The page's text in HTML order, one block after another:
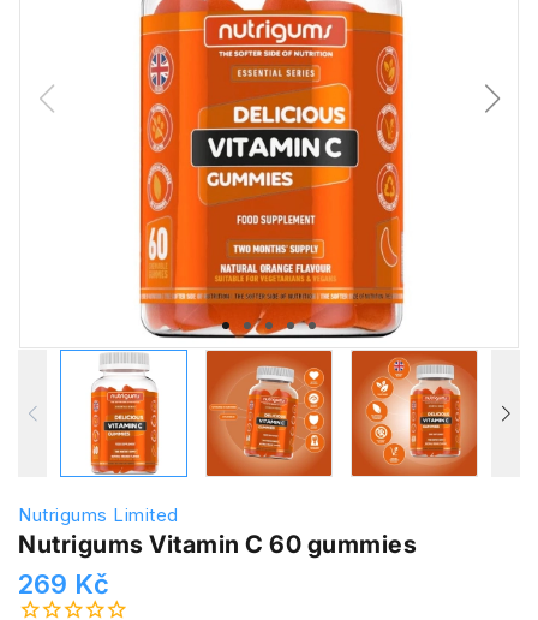
Nutrigums Limited
Nutrigums Vitamin C 60 gummies
269 Kč